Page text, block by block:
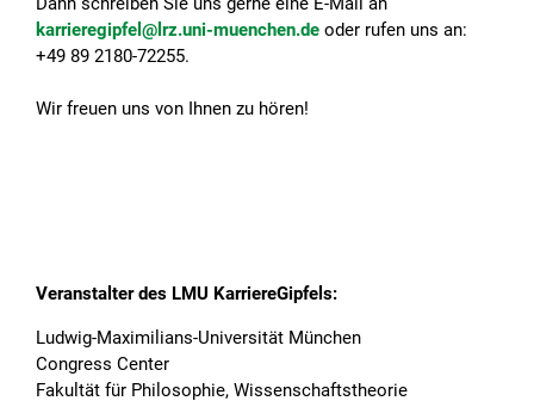
karrieregipfel@lrz.uni-muenchen.de oder rufen uns an:
+49 89 2180-72255.
Wir freuen uns von Ihnen zu hören!
Veranstalter des LMU KarriereGipfels:
Ludwig-Maximilians-Universität München
Congress Center
Fakultät für Philosophie, Wissenschaftstheorie